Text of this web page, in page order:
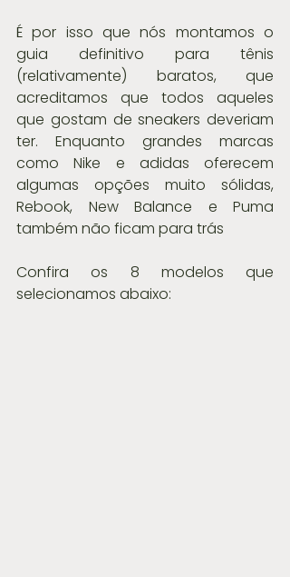
É por isso que nós montamos o
guia definitivo para tênis
(relativamente) baratos, que
acreditamos que todos aqueles
que gostam de sneakers deveriam
ter. Enquanto grandes marcas
como Nike e adidas oferecem
algumas opções muito sólidas,
Rebook, New Balance e Puma
também não ficam para trás
Confira os 8 modelos que
selecionamos abaixo: